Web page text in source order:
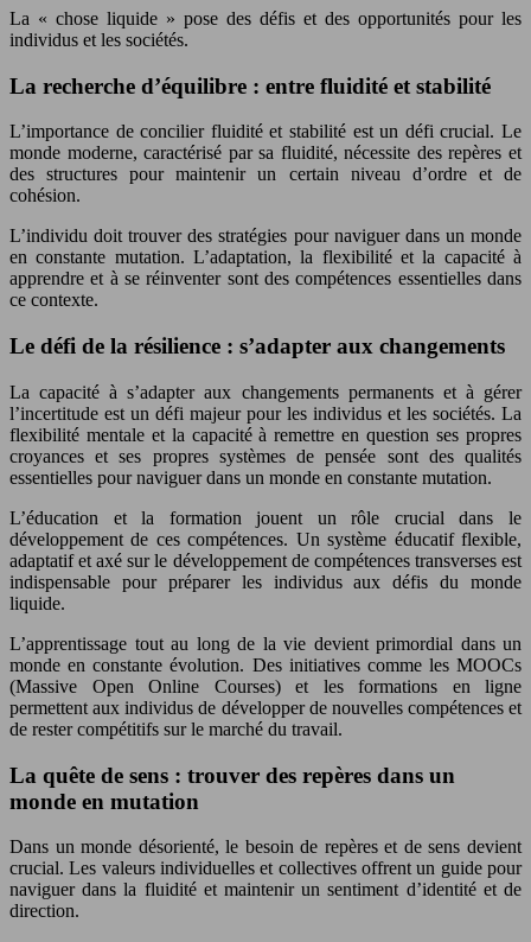
La « chose liquide » pose des défis et des opportunités pour les
individus et les sociétés.
La recherche d’équilibre : entre fluidité et stabilité
L’importance de concilier fluidité et stabilité est un défi crucial. Le
monde moderne, caractérisé par sa fluidité, nécessite des repères et
des structures pour maintenir un certain niveau d’ordre et de
cohésion.
L’individu doit trouver des stratégies pour naviguer dans un monde
en constante mutation. L’adaptation, la flexibilité et la capacité à
apprendre et à se réinventer sont des compétences essentielles dans
ce contexte.
Le défi de la résilience : s’adapter aux changements
La capacité à s’adapter aux changements permanents et à gérer
l’incertitude est un défi majeur pour les individus et les sociétés. La
flexibilité mentale et la capacité à remettre en question ses propres
croyances et ses propres systèmes de pensée sont des qualités
essentielles pour naviguer dans un monde en constante mutation.
L’éducation et la formation jouent un rôle crucial dans le
développement de ces compétences. Un système éducatif flexible,
adaptatif et axé sur le développement de compétences transverses est
indispensable pour préparer les individus aux défis du monde
liquide.
L’apprentissage tout au long de la vie devient primordial dans un
monde en constante évolution. Des initiatives comme les MOOCs
(Massive Open Online Courses) et les formations en ligne
permettent aux individus de développer de nouvelles compétences et
de rester compétitifs sur le marché du travail.
La quête de sens : trouver des repères dans un
monde en mutation
Dans un monde désorienté, le besoin de repères et de sens devient
crucial. Les valeurs individuelles et collectives offrent un guide pour
naviguer dans la fluidité et maintenir un sentiment d’identité et de
direction.